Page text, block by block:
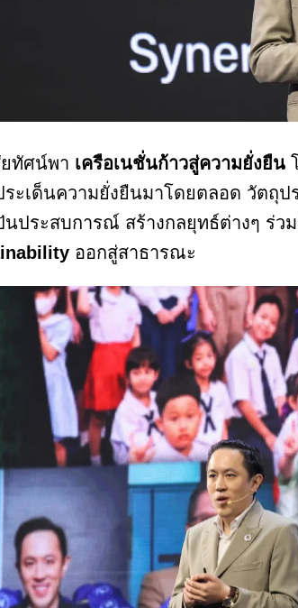
ทัศน์พา เครือเนชั่นก้าวสู่ความยั่งยืน
ะเด็นความยั่งยืนมาโดยตลอด วัตถุป
ประสบการณ์ สร้างกลยุทธ์ต่างๆ ร่ว
ออกสู่สาธารณะ